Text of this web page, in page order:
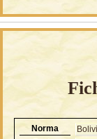
Norma